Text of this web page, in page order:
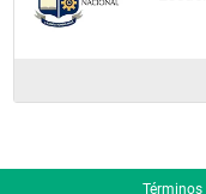
Términos